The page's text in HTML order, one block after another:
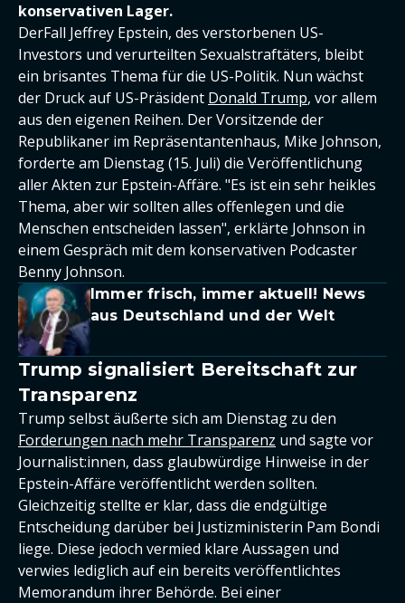
konservativen Lager.
DerFall Jeffrey Epstein, des verstorbenen US-
Investors und verurteilten Sexualstraftäters, bleibt
ein brisantes Thema für die US-Politik. Nun wächst
der Druck auf US-Präsident Donald Trump, vor allem
aus den eigenen Reihen. Der Vorsitzende der
Republikaner im Repräsentantenhaus, Mike Johnson,
forderte am Dienstag (15. Juli) die Veröffentlichung
aller Akten zur Epstein-Affäre. "Es ist ein sehr heikles
Thema, aber wir sollten alles offenlegen und die
Menschen entscheiden lassen", erklärte Johnson in
einem Gespräch mit dem konservativen Podcaster
Benny Johnson.
Immer frisch, immer aktuell! News
aus Deutschland und der Welt
Trump signalisiert Bereitschaft zur
Transparenz
Trump selbst äußerte sich am Dienstag zu den
Forderungen nach mehr Transparenz und sagte vor
Journalist:innen, dass glaubwürdige Hinweise in der
Epstein-Affäre veröffentlicht werden sollten.
Gleichzeitig stellte er klar, dass die endgültige
Entscheidung darüber bei Justizministerin Pam Bondi
liege. Diese jedoch vermied klare Aussagen und
verwies lediglich auf ein bereits veröffentlichtes
Memorandum ihrer Behörde. Bei einer